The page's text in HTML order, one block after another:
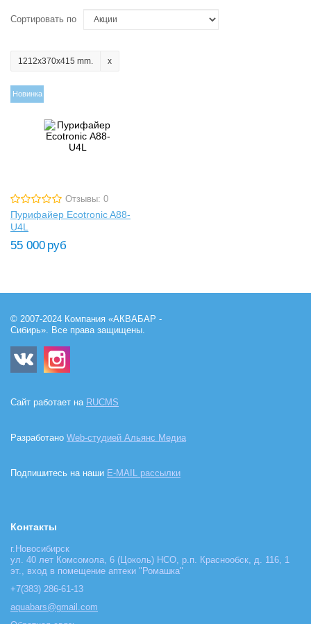
Сортировать по
1212x370x415 mm.
Новинка
Отзывы: 0
Пурифайер Ecotronic A88-
U4L
55 000 руб
© 2007-2024 Компания «АКВАБАР -
Сибирь». Все права защищены.
Сайт работает на RUCMS
Разработано Web-студией Альянс Медиа
Подпишитесь на наши E-MAIL рассылки
Контакты
г.Новосибирск
ул. 40 лет Комсомола, 6 (Цоколь) НСО, р.п. Краснообск, д. 116, 1
эт., вход в помещение аптеки "Ромашка"
+7(383) 286-61-13
aquabars@gmail.com